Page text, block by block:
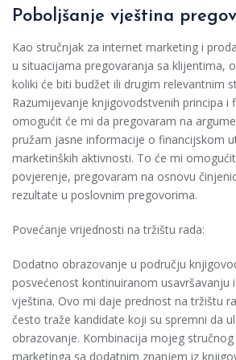
Poboljšanje vještina
Kao stručnjak za internet marketing i
u situacijama pregovaranja sa klijentima,
koliki će biti budžet ili drugim relevantnim
Razumijevanje knjigovodstvenih principa i
omogućit će mi da pregovaram na
pružam jasne informacije o financijskom
marketinških aktivnosti. To će mi
povjerenje, pregovaram na osnovu
rezultate u poslovnim pregovorima.
Povećanje vrijednosti na tržištu rada:
Dodatno obrazovanje u području
posvećenost kontinuiranom usavršavanju
vještina. Ovo mi daje prednost na tržištu
često traže kandidate koji su spremni da
obrazovanje. Kombinacija mojeg
marketinga sa dodatnim znanjem iz